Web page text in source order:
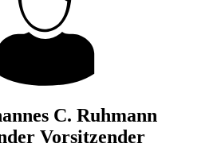
C. Ruhmann
Vorsitzender